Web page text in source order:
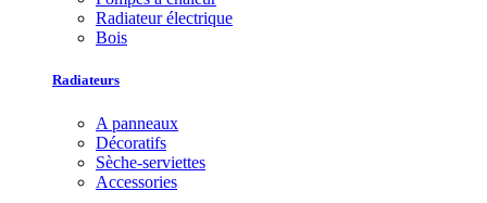
Radiateur électrique
Bois
Radiateurs
A panneaux
Décoratifs
Sèche-serviettes
Accessories